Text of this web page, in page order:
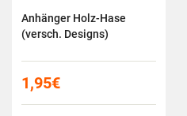
Anhänger Holz-Hase
(versch. Designs)
1,95€